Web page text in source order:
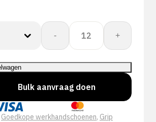
-
Gnylex
B
Latex
Grip
handschoen
aantal
+
Bulk aanvraag doen
Goedkope werkhandschoenen, Grip